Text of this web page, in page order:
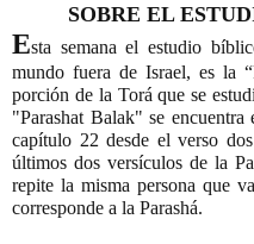
SOBRE EL
Esta semana el estudio
mundo fuera de Israel, es la
porción de la Torá que se
"Parashat Balak" se
capítulo 22 desde el verso
últimos dos versículos de la
repite la misma persona que
corresponde a la Parashá.